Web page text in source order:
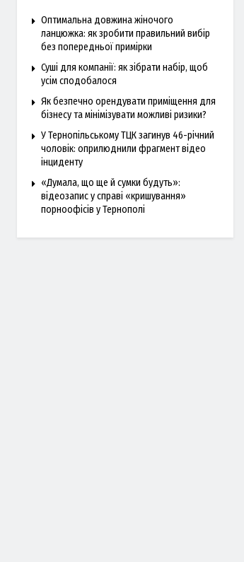
Оптимальна довжина жіночого
ланцюжка: як зробити правильний вибір
без попередньої примірки
Суші для компанії: як зібрати набір, щоб
усім сподобалося
Як безпечно орендувати приміщення для
бізнесу та мінімізувати можливі ризики?
У Тернопільському ТЦК загинув 46-річний
чоловік: оприлюднили фрагмент відео
інциденту
«Думала, що ще й сумки будуть»:
відеозапис у справі «кришування»
порноофісів у Тернополі